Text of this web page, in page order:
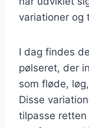
variationer og
I dag findes
pølseret, der
som fløde,
Disse
tilpasse